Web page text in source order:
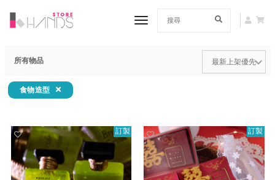
toggle navigation
所有物品
食物造型
訂製 訂製